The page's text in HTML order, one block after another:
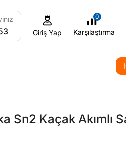
Giriş Yap
0
Karşılaştırma
Sn2 Kaçak Akımlı